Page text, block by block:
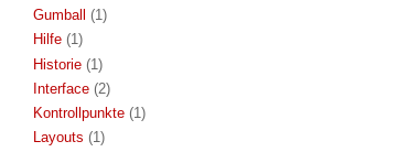
Gumball (1)
Hilfe (1)
Historie (1)
Interface (2)
Kontrollpunkte (1)
Layouts (1)